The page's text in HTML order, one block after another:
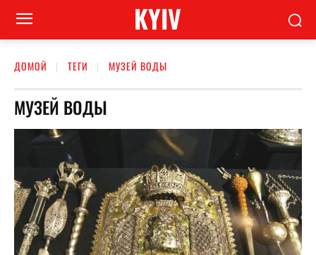
KYIV
ДОМОЙ ТЕГИ МУЗЕЙ ВОДЫ
МУЗЕЙ ВОДЫ